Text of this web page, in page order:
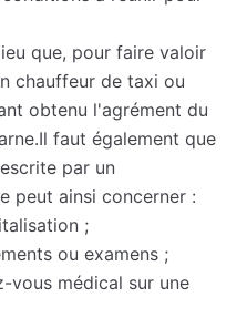
que, pour faire valoir
chauffeur de taxi ou
obtenu l'agrément du
faut également que
par un
peut ainsi concerner :
;
ou examens ;
vous médical sur une